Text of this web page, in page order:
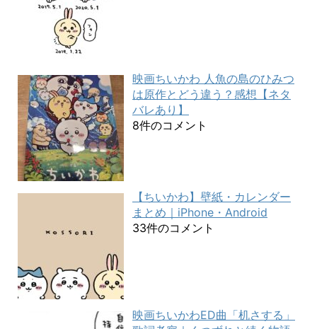
映画ちいかわ 人魚の島のひみつ
は原作とどう違う？感想【ネタ
バレあり】
8件のコメント
【ちいかわ】壁紙・カレンダー
まとめ｜iPhone・Android
33件のコメント
映画ちいかわED曲「机さする」